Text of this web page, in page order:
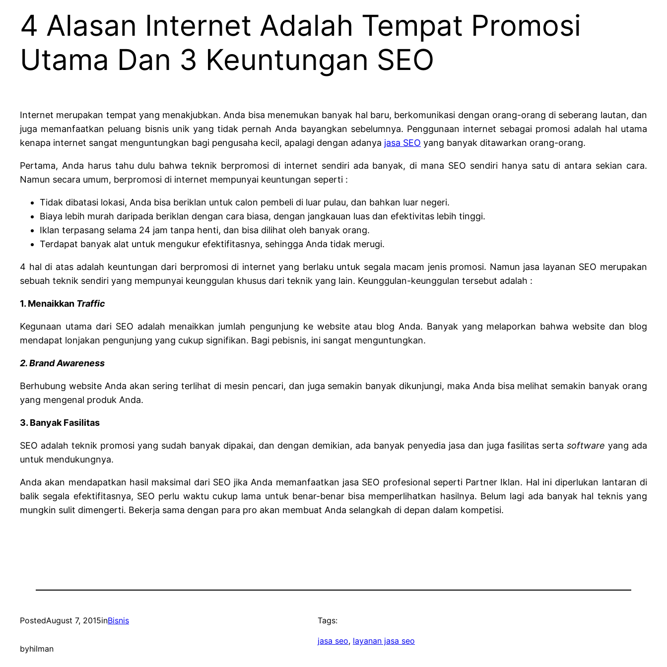
4 Alasan Internet Adalah Tempat Promosi
Utama Dan 3 Keuntungan SEO
Internet merupakan tempat yang menakjubkan. Anda bisa menemukan banyak hal baru, berkomunikasi dengan orang-orang di seberang lautan, dan
juga memanfaatkan peluang bisnis unik yang tidak pernah Anda bayangkan sebelumnya. Penggunaan internet sebagai promosi adalah hal utama
kenapa internet sangat menguntungkan bagi pengusaha kecil, apalagi dengan adanya jasa SEO yang banyak ditawarkan orang-orang.
Pertama, Anda harus tahu dulu bahwa teknik berpromosi di internet sendiri ada banyak, di mana SEO sendiri hanya satu di antara sekian cara.
Namun secara umum, berpromosi di internet mempunyai keuntungan seperti :
Tidak dibatasi lokasi, Anda bisa beriklan untuk calon pembeli di luar pulau, dan bahkan luar negeri.
Biaya lebih murah daripada beriklan dengan cara biasa, dengan jangkauan luas dan efektivitas lebih tinggi.
Iklan terpasang selama 24 jam tanpa henti, dan bisa dilihat oleh banyak orang.
Terdapat banyak alat untuk mengukur efektifitasnya, sehingga Anda tidak merugi.
4 hal di atas adalah keuntungan dari berpromosi di internet yang berlaku untuk segala macam jenis promosi. Namun jasa layanan SEO merupakan
sebuah teknik sendiri yang mempunyai keunggulan khusus dari teknik yang lain. Keunggulan-keunggulan tersebut adalah :
1. Menaikkan Traffic
Kegunaan utama dari SEO adalah menaikkan jumlah pengunjung ke website atau blog Anda. Banyak yang melaporkan bahwa website dan blog
mendapat lonjakan pengunjung yang cukup signifikan. Bagi pebisnis, ini sangat menguntungkan.
2. Brand Awareness
Berhubung website Anda akan sering terlihat di mesin pencari, dan juga semakin banyak dikunjungi, maka Anda bisa melihat semakin banyak orang
yang mengenal produk Anda.
3. Banyak Fasilitas
SEO adalah teknik promosi yang sudah banyak dipakai, dan dengan demikian, ada banyak penyedia jasa dan juga fasilitas serta software yang ada
untuk mendukungnya.
Anda akan mendapatkan hasil maksimal dari SEO jika Anda memanfaatkan jasa SEO profesional seperti Partner Iklan. Hal ini diperlukan lantaran di
balik segala efektifitasnya, SEO perlu waktu cukup lama untuk benar-benar bisa memperlihatkan hasilnya. Belum lagi ada banyak hal teknis yang
mungkin sulit dimengerti. Bekerja sama dengan para pro akan membuat Anda selangkah di depan dalam kompetisi.
PostedAugust 7, 2015inBisnis
byhilman
Tags:
jasa seo, layanan jasa seo